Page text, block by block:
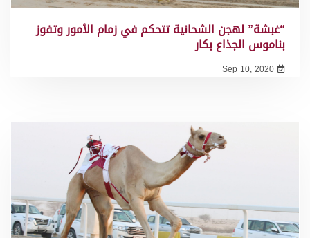
“غبشة” لهجن الشحانية تتحكم في زمام الأمور وتفوز
بناموس الجذاع بكار
Sep 10, 2020